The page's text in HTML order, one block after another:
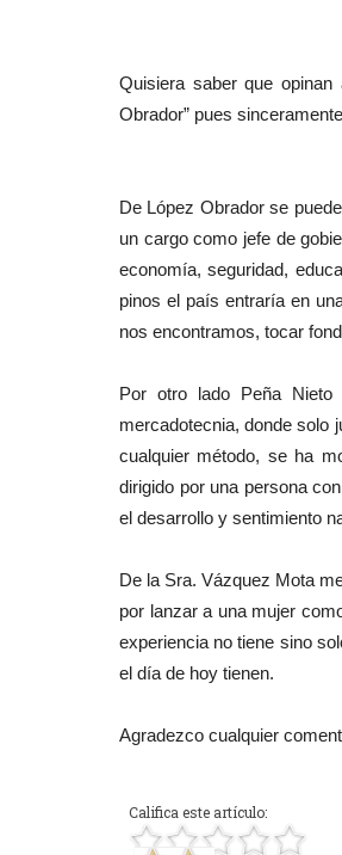
Quisiera saber que
Obrador” pues
De López Obrador se
un cargo como jefe de
economía, seguridad,
pinos el país entraría en
nos encontramos, tocar
Por otro lado Peña
mercadotecnia, donde solo
cualquier método, se ha
dirigido por una persona
el desarrollo y sentimiento
De la Sra. Vázquez Mota
por lanzar a una mujer
experiencia no tiene sino
el día de hoy tienen.
Agradezco cualquier
Califica este artículo: